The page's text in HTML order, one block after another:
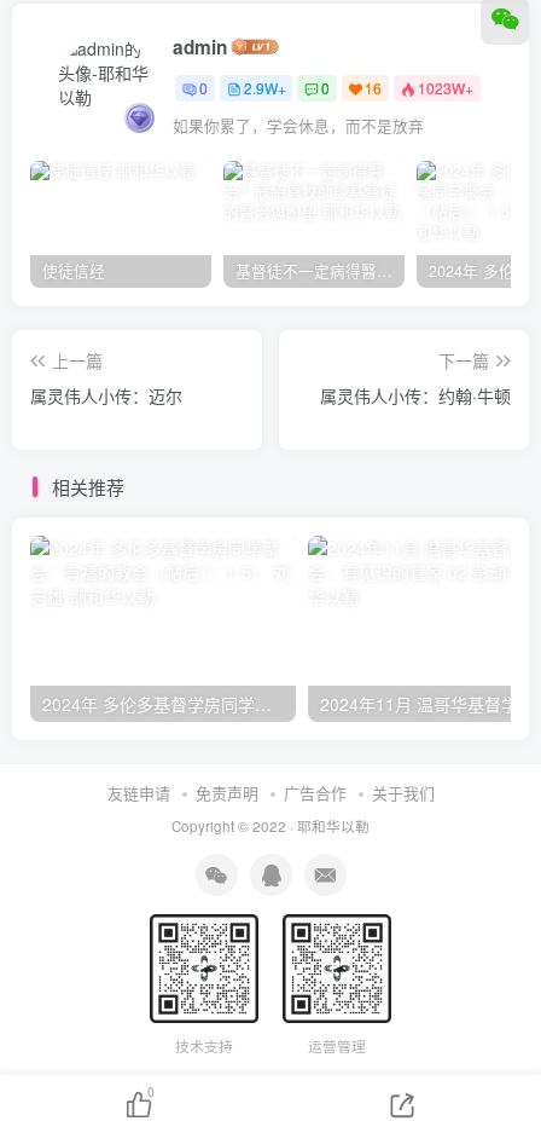
admin
0 2.9W+ 0 16 1023W+
如果你累了，学会休息，而不是放弃
使徒信经 基督徒不一定病得醫治？寇紹恩牧師談基督徒的醫治與盼望
上一篇
属灵伟人小传：迈尔
下一篇
属灵伟人小传：约翰·牛顿
相关推荐
2024年 多伦多基督学房同学聚会：有福的教会（帖后1：1-5） 刘志雄
友链申请 免责声明 广告合作 关于我们
Copyright © 2022 · 耶和华以勒
技术支持 运营管理
0